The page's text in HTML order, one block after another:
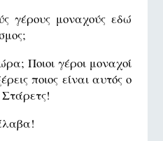
γέρους μοναχούς εδώ
Ποιοι γέροι μοναχοί
ποιος είναι αυτός ο
Στάρετς!